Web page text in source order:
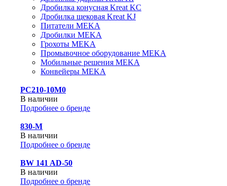
Дробилка конусная Kreat KC
Дробилка щековая Kreat KJ
Питатели MEKA
Дробилки MEKA
Грохоты MEKA
Промывочное оборудование MEKA
Мобильные решения MEKA
Конвейеры MEKA
PC210-10M0
В наличии
Подробнее о бренде
830-М
В наличии
Подробнее о бренде
BW 141 AD-50
В наличии
Подробнее о бренде